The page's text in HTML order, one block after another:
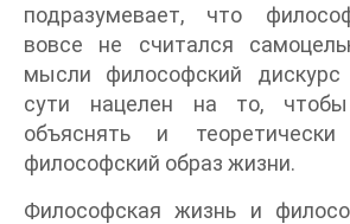
подразумевает, что
вовсе не считался
мысли философский
сути нацелен на то, чтобы
объяснять и теоретически
философский образ жизни.
Философская жизнь и